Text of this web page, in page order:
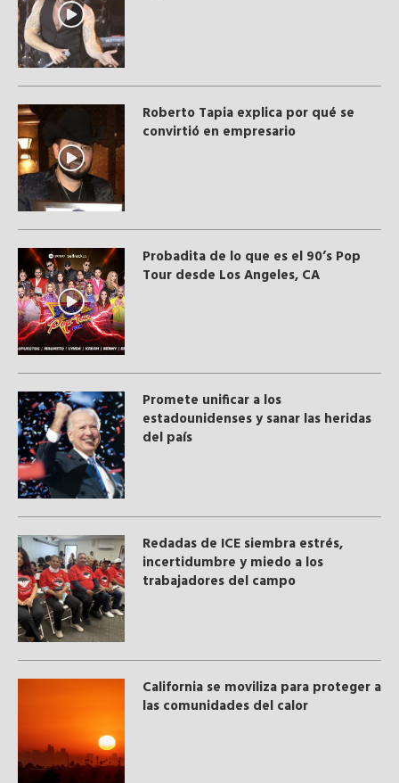
Roberto Tapia explica por qué se
convirtió en empresario
Probadita de lo que es el 90’s Pop
Tour desde Los Angeles, CA
Promete unificar a los
estadounidenses y sanar las heridas
del país
​Redadas de ICE siembra estrés,
incertidumbre y miedo a los
trabajadores del campo
California se moviliza para proteger a
las comunidades del calor